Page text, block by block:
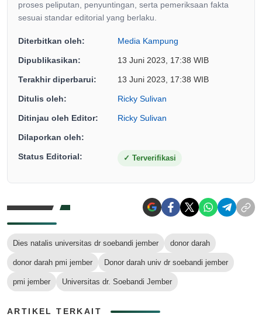
proses peliputan, penyuntingan, serta pemeriksaan fakta
sesuai standar editorial yang berlaku.
Diterbitkan oleh: Media Kampung
Dipublikasikan: 13 Juni 2023, 17:38 WIB
Terakhir diperbarui: 13 Juni 2023, 17:38 WIB
Ditulis oleh: Ricky Sulivan
Ditinjau oleh Editor: Ricky Sulivan
Dilaporkan oleh:
Status Editorial: ✓ Terverifikasi
Dies natalis universitas dr soebandi jember donor darah
donor darah pmi jember Donor darah univ dr soebandi jember
pmi jember Universitas dr. Soebandi Jember
ARTIKEL TERKAIT